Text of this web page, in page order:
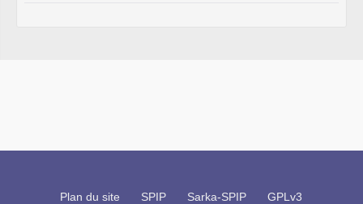
Plan du site SPIP Sarka-SPIP GPLv3